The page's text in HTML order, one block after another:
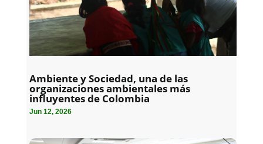
Ambiente y Sociedad, una de las
organizaciones ambientales más
influyentes de Colombia
Jun 12, 2026